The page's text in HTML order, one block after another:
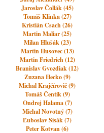
Jaroslav Čollák (45)
Tomáš Klinka (27)
Kristián Csach (26)
Martin Maliar (25)
Milan Hlušák (23)
Martin Husovec (13)
Martin Friedrich (12)
Branislav Gvozdiak (12)
Zuzana Hecko (9)
Michal Krajčírovič (9)
Tomáš Čentík (9)
Ondrej Halama (7)
Michal Novotný (7)
Ľuboslav Sisák (7)
Peter Kotvan (6)